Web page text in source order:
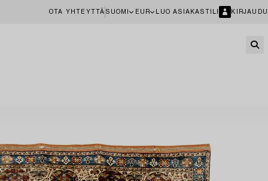
OTA YHTEYTTÄ SUOMI EUR LUO ASIAKASTILI KIRJAUDU